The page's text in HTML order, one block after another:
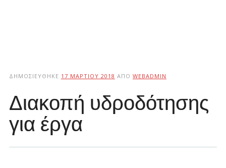
ΔΗΜΟΣΙΕΎΘΗΚΕ 17 ΜΑΡΤΊΟΥ 2018 ΑΠΌ WEBADMIN
Διακοπή υδροδότησης
για έργα